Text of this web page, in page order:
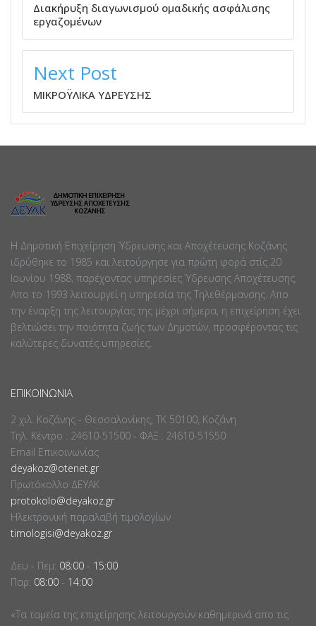
Διακήρυξη διαγωνισμού ομαδικής ασφάλισης
εργαζομένων
Next Post
ΜΙΚΡΟΫΛΙΚΑ ΥΔΡΕΥΣΗΣ
Η Δημοτική Επιχείρηση Ύδρευσης και Αποχέτευσης Κοζάνης
ιδρύθηκε το 1985 και λειτούργησε για πρώτη φορά στίς 20
Ιουνίου 1988, παρέχοντας υπηρεσίες Ύδρευσης Αποχέτευσης.
Απο το 1993 λειτουργεί η υπηρεσία της Τηλεθέρμανσης. Απο
την έναρξη της λειτουργίας της μέχρι σήμερα, η επιχείρηση έχει
βελτιώσει την ποιότητα ζωής των Δημοτών, προσφέροντας τις
καλύτερες δυνατές υπηρεσίες.
ΕΠΙΚΟΙΝΩΝΊΑ
2 χιλ. Κοζάνης - Θεσσαλονίκης, ΤΚ 50100, Κοζάνη
Τηλ. Κέντρο : 24610-51500 - ΦΑΞ : 24610-51550
Email Επικοινωνίας
deyakoz@otenet.gr
Πρωτόκολλο ΔΕΥΑΚ
protokolo@deyakoz.gr
Ηλεκτρονική παραλαβή τιμολογίων
timologisi@deyakoz.gr
Δευ - Πεμ: 08:00 - 15:00
Παρ: 08:00 - 14:00
«Τα ταμεία της επιχείρησης λειτουργούν καθημερινά απο τις